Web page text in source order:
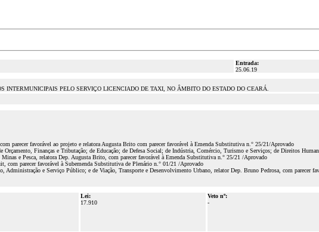
Entrada:
25.06.19
INTERMUNICIPAIS PELO SERVIÇO LICENCIADO DE TAXI, NO ÂMBITO DO ESTADO DO CEARÁ.
parecer favorável ao projeto e relatora Augusta Brito com parecer favorável à Emenda Substitutiva n.° 25/21/Aprovado
Finanças e Tributação; de Educação; de Defesa Social; de Indústria, Comércio, Turismo e Serviços; de Direitos
e Pesca, relatora Dep. Augusta Brito, com parecer favorável à Emenda Substitutiva n.° 25/21 /Aprovado
com parecer favorável à Subemenda Substitutiva de Plenário n.° 01/21 /Aprovado
e Serviço Público; e de Viação, Transporte e Desenvolvimento Urbano, relator Dep. Bruno Pedrosa, com parecer
Lei:
17.910
Veto nº:
-